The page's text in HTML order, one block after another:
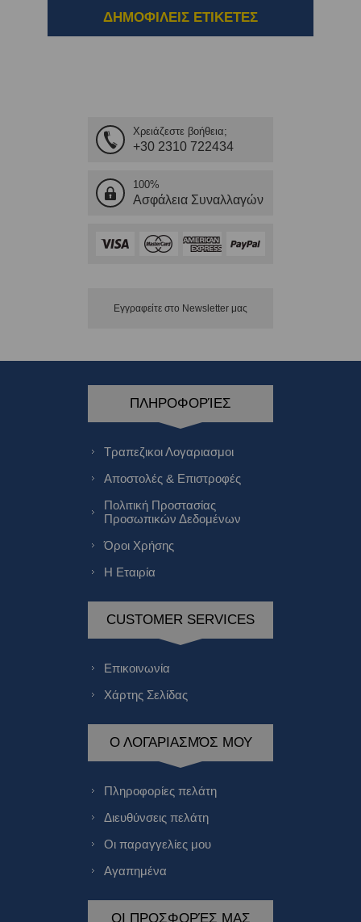
ΔΗΜΟΦΙΛΕΙΣ ΕΤΙΚΕΤΕΣ
Χρειάζεστε βοήθεια;
+30 2310 722434
100%
Ασφάλεια Συναλλαγών
Εγγραφείτε στο Νewsletter μας
ΠΛΗΡΟΦΟΡΊΕΣ
Τραπεζικοι Λογαριασμοι
Αποστολές & Επιστροφές
Πολιτική Προστασίας
Προσωπικών Δεδομένων
Όροι Χρήσης
Η Εταιρία
CUSTOMER SERVICES
Επικοινωνία
Χάρτης Σελίδας
Ο ΛΟΓΑΡΙΑΣΜΌΣ ΜΟΥ
Πληροφορίες πελάτη
Διευθύνσεις πελάτη
Οι παραγγελίες μου
Αγαπημένα
ΟΙ ΠΡΟΣΦΟΡΈΣ ΜΑΣ